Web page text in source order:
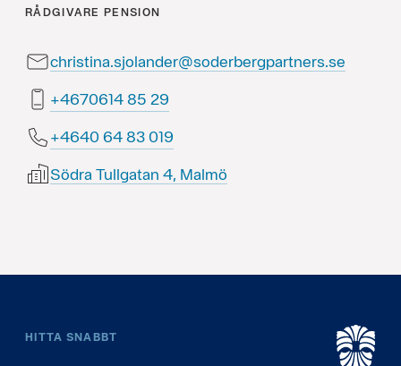
RÅDGIVARE PENSION
christina.sjolander@soderbergpartners.se
92 58 4160764+
910 38 46 0464+
Södra Tullgatan 4, Malmö
HITTA SNABBT